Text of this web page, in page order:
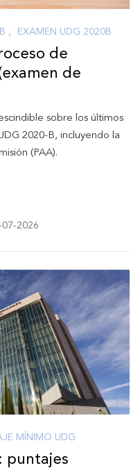
, EXAMEN UDG 2020B
de
de
sobre los últimos
2020-B, incluyendo la
(PAA).
07-2026
MÍNIMO UDG
puntajes